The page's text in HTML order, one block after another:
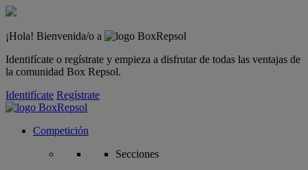
¡Hola! Bienvenida/o a
Identifícate o regístrate y empieza a disfrutar de todas las ventajas de
la comunidad Box Repsol.
Identifícate Regístrate
Competición
Secciones